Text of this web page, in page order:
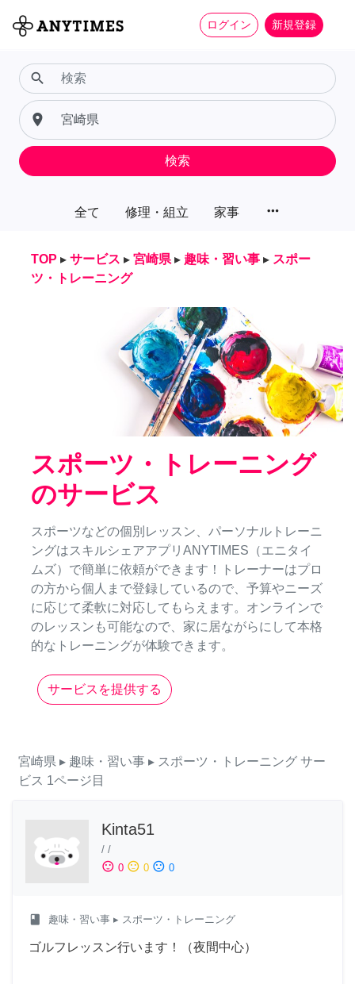
ログイン 新規登録
全て 修理・組立 家事 more_horiz
search
place
検索
TOP ▸ サービス ▸ 宮崎県 ▸ 趣味・習い事 ▸ スポー
ツ・トレーニング
スポーツ・トレーニング
のサービス
スポーツなどの個別レッスン、パーソナルトレーニ
ングはスキルシェアアプリANYTIMES（エニタイ
ムズ）で簡単に依頼ができます！トレーナーはプロ
の方から個人まで登録しているので、予算やニーズ
に応じて柔軟に対応してもらえます。オンラインで
のレッスンも可能なので、家に居ながらにして本格
的なトレーニングが体験できます。
サービスを提供する
宮崎県 ▸ 趣味・習い事 ▸ スポーツ・トレーニング サー
ビス 1ページ目
Kinta51
/ /
sentiment_satisfied 0 sentiment_neutral 0 sentiment_dissatisfied 0
class 趣味・習い事 ▸ スポーツ・トレーニング
ゴルフレッスン行います！（夜間中心）